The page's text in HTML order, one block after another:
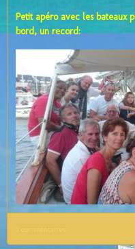
Petit apéro avec les bateaux
bord, un record: